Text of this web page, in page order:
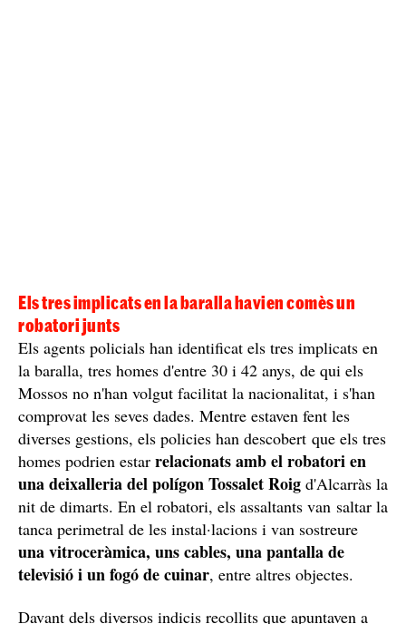
Els tres implicats en la baralla havien comès un
robatori junts
Els agents policials han identificat els tres implicats en
la baralla, tres homes d'entre 30 i 42 anys, de qui els
Mossos no n'han volgut facilitat la nacionalitat, i s'han
comprovat les seves dades. Mentre estaven fent les
diverses gestions, els policies han descobert que els tres
homes podrien estar relacionats amb el robatori en
una deixalleria del polígon Tossalet Roig d'Alcarràs la
nit de dimarts. En el robatori, els assaltants van saltar la
tanca perimetral de les instal·lacions i van sostreure
una vitroceràmica, uns cables, una pantalla de
televisió i un fogó de cuinar, entre altres objectes.
Davant dels diversos indicis recollits que apuntaven a